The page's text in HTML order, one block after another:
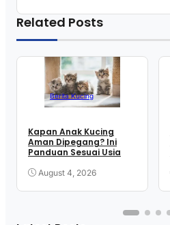
Related Posts
Berita Kucing
Kapan Anak Kucing
Aman Dipegang? Ini
Panduan Sesuai Usia
August 4, 2026